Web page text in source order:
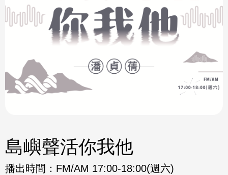
島嶼聲活你我他
播出時間： FM/AM 17:00-18:00(週六)